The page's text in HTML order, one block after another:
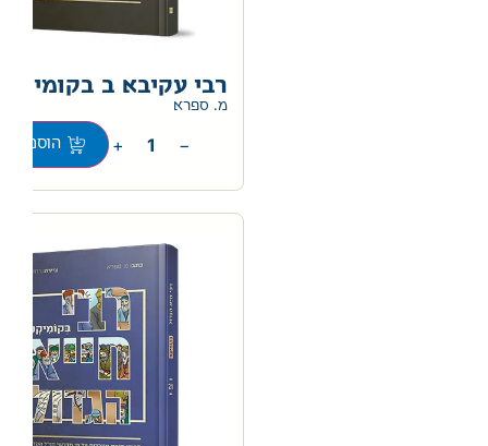
רבי עקיבא ב בקומיקס
מ. ספרא
−
+ הוספה